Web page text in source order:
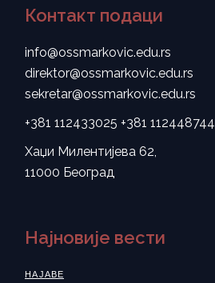
Контакт подаци
info@ossmarkovic.edu.rs
direktor@ossmarkovic.edu.rs
sekretar@ossmarkovic.edu.rs
+381 112433025 +381 112448744
Хаџи Милентијева 62,
11000 Београд
Најновије вести
НАЈАВЕ